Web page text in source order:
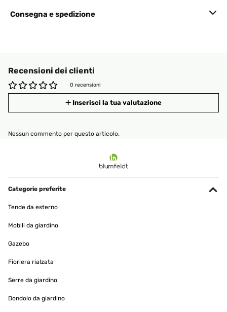
Consegna e spedizione
Recensioni dei clienti
0 recensioni
Inserisci la tua valutazione
Nessun commento per questo articolo.
Categorie preferite
Tende da esterno
Mobili da giardino
Gazebo
Fioriera rialzata
Serre da giardino
Dondolo da giardino